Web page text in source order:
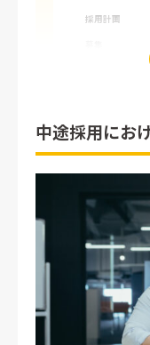
採用計画
中途採用の採用
ブイキューブ
採用担当者が
ショッピング
中途採用の採
採用ノウハウ
支援体制
中途採用にお